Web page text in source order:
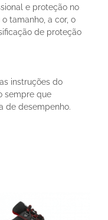
e proteção no
tamanho, a cor, o
de proteção
instruções do
sempre que
de desempenho.